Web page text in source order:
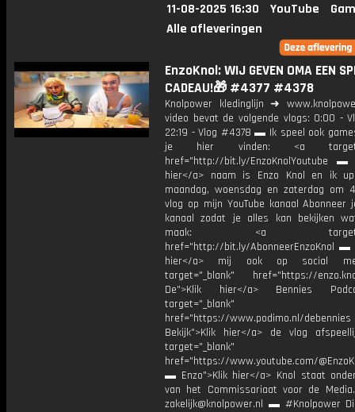
11-08-2025 16:30 YouTube
Alle afleveringen
EnzoKnol: WIJ GEVEN OMA EEN
CADEAU!🎁 #4377 #4378
Knolpower kledinglijn ➜
video bevat de volgende vlogs: 0:00 -
22:19 - Vlog #4378 ▬ Ik speel ook
je hier vinden: <a
href="http://bit.ly/EnzoKnolYoutube ▬
hier</a> naam is Enzo Knol en ik
maandag, woensdag en zaterdag om
vlog op mijn YouTube kanaal Abonneer
kanaal zodat je alles kan bekijken
maak: <a
href="http://bit.ly/AbonneerEnzoKnol ▬
hier</a> mij ook op social
target="_blank" href="https://
De">Klik hier</a> Bennies
target="_blank"
href="https://www.podimo.nl/debennies
Bekijk">Klik hier</a> de vlog
target="_blank"
href="https://www.youtube.com/
▬ Enzo">Klik hier</a> Knol staat
van het Commissariaat voor de
zakelijk@knolpower.nl ▬ #Knolpower